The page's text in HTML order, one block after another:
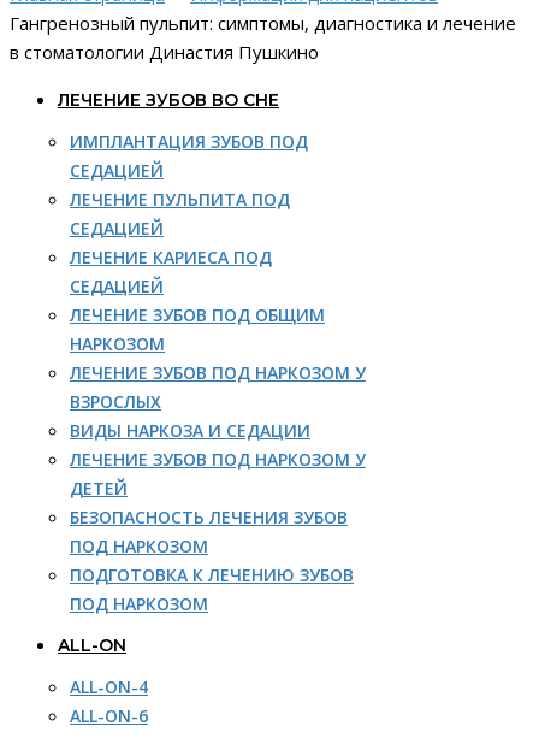
Гангренозный пульпит: симптомы, диагностика и лечение
в стоматологии Династия Пушкино
ЛЕЧЕНИЕ ЗУБОВ ВО СНЕ
ИМПЛАНТАЦИЯ ЗУБОВ ПОД
СЕДАЦИЕЙ
ЛЕЧЕНИЕ ПУЛЬПИТА ПОД
СЕДАЦИЕЙ
ЛЕЧЕНИЕ КАРИЕСА ПОД
СЕДАЦИЕЙ
ЛЕЧЕНИЕ ЗУБОВ ПОД ОБЩИМ
НАРКОЗОМ
ЛЕЧЕНИЕ ЗУБОВ ПОД НАРКОЗОМ У
ВЗРОСЛЫХ
ВИДЫ НАРКОЗА И СЕДАЦИИ
ЛЕЧЕНИЕ ЗУБОВ ПОД НАРКОЗОМ У
ДЕТЕЙ
БЕЗОПАСНОСТЬ ЛЕЧЕНИЯ ЗУБОВ
ПОД НАРКОЗОМ
ПОДГОТОВКА К ЛЕЧЕНИЮ ЗУБОВ
ПОД НАРКОЗОМ
ALL-ON
ALL-ON-4
ALL-ON-6